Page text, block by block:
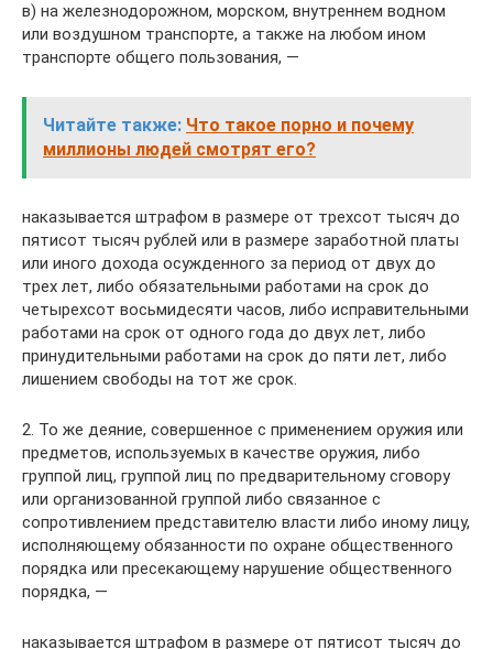
в) на железнодорожном, морском, внутреннем водном
или воздушном транспорте, а также на любом ином
транспорте общего пользования, —
Читайте также: Что такое порно и почему
миллионы людей смотрят его?
наказывается штрафом в размере от трехсот тысяч до
пятисот тысяч рублей или в размере заработной платы
или иного дохода осужденного за период от двух до
трех лет, либо обязательными работами на срок до
четырехсот восьмидесяти часов, либо исправительными
работами на срок от одного года до двух лет, либо
принудительными работами на срок до пяти лет, либо
лишением свободы на тот же срок.
2. То же деяние, совершенное с применением оружия или
предметов, используемых в качестве оружия, либо
группой лиц, группой лиц по предварительному сговору
или организованной группой либо связанное с
сопротивлением представителю власти либо иному лицу,
исполняющему обязанности по охране общественного
порядка или пресекающему нарушение общественного
порядка, —
наказывается штрафом в размере от пятисот тысяч до